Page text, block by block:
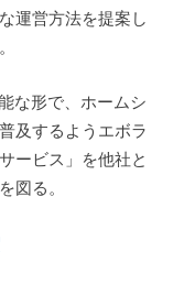
運営方法を提案し
な形で、ホームシ
及するようエボラ
ービス」を他社と
図る。